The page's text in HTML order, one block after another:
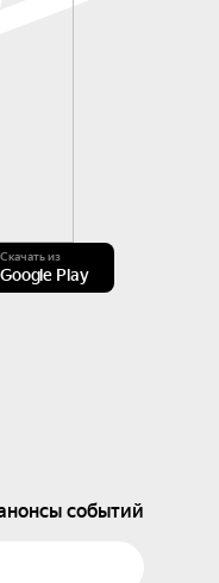
Скачать из
Google Play
событий